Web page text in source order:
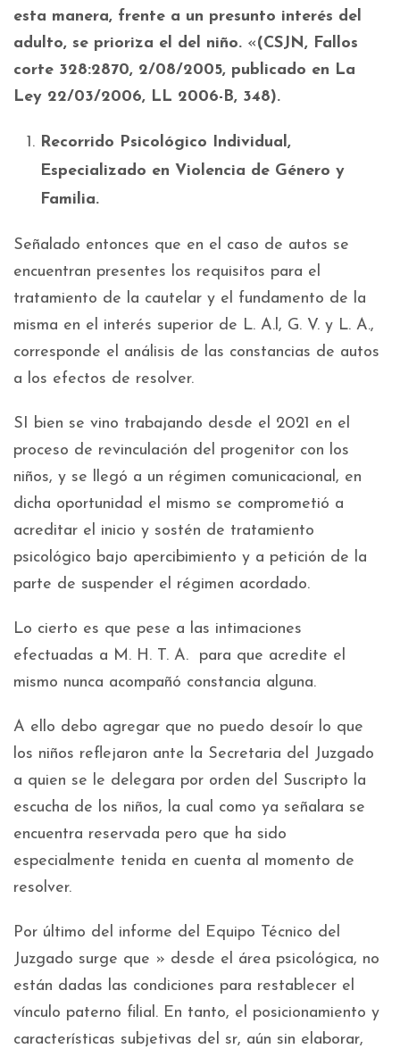
esta manera, frente a un presunto interés del
adulto, se prioriza el del niño. «(CSJN, Fallos
corte 328:2870, 2/08/2005, publicado en La
Ley 22/03/2006, LL 2006-B, 348).
Recorrido Psicológico Individual,
Especializado en Violencia de Género y
Familia.
Señalado entonces que en el caso de autos se
encuentran presentes los requisitos para el
tratamiento de la cautelar y el fundamento de la
misma en el interés superior de L. A.l, G. V. y L. A.,
corresponde el análisis de las constancias de autos
a los efectos de resolver.
SI bien se vino trabajando desde el 2021 en el
proceso de revinculación del progenitor con los
niños, y se llegó a un régimen comunicacional, en
dicha oportunidad el mismo se comprometió a
acreditar el inicio y sostén de tratamiento
psicológico bajo apercibimiento y a petición de la
parte de suspender el régimen acordado.
Lo cierto es que pese a las intimaciones
efectuadas a M. H. T. A. para que acredite el
mismo nunca acompañó constancia alguna.
A ello debo agregar que no puedo desoír lo que
los niños reflejaron ante la Secretaria del Juzgado
a quien se le delegara por orden del Suscripto la
escucha de los niños, la cual como ya señalara se
encuentra reservada pero que ha sido
especialmente tenida en cuenta al momento de
resolver.
Por último del informe del Equipo Técnico del
Juzgado surge que » desde el área psicológica, no
están dadas las condiciones para restablecer el
vínculo paterno filial. En tanto, el posicionamiento y
características subjetivas del sr, aún sin elaborar,